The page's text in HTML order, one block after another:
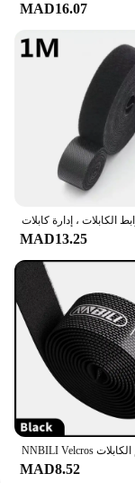
MAD16.07
MAD13.25
MAD8.52